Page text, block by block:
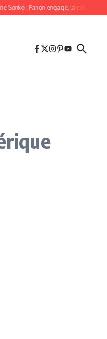
: Fanon engage, la cohérence